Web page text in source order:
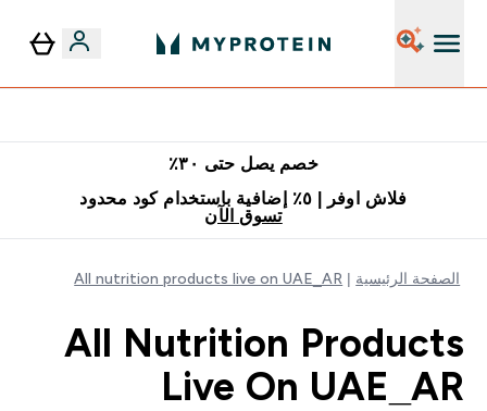
خصم يصل حتى ٣٠٪
فلاش اوفر | ٥٪ إضافية باستخدام كود محدود
تسوق الآن
الصفحة الرئيسية All nutrition products live on UAE_AR
All Nutrition Products
Live On UAE_AR